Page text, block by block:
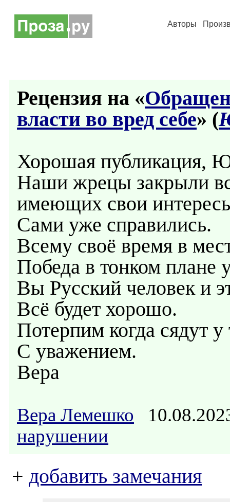
Авторы
Рецензия на «
власти во вред себе» (
Хорошая публикация,
Наши жрецы закрыли
имеющих свои
Сами уже справились.
Всему своё время в
Победа в тонком плане
Вы Русский человек и
Всё будет хорошо.
Потерпим когда сядут у
С уважением.
Вера
Вера Лемешко
нарушении
+ добавить замечания